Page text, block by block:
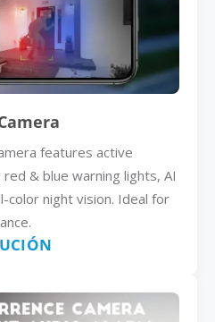
features active
& blue warning lights, AI
color night vision. Ideal for